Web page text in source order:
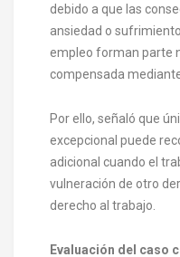
debido a que las
ansiedad o
empleo forman parte
compensada
Por ello, señaló que
excepcional puede
adicional cuando el
vulneración de otro
derecho al trabajo.
Evaluación del caso